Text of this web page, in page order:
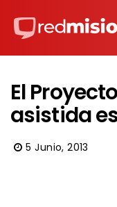
El
asistida
5 Junio, 2013